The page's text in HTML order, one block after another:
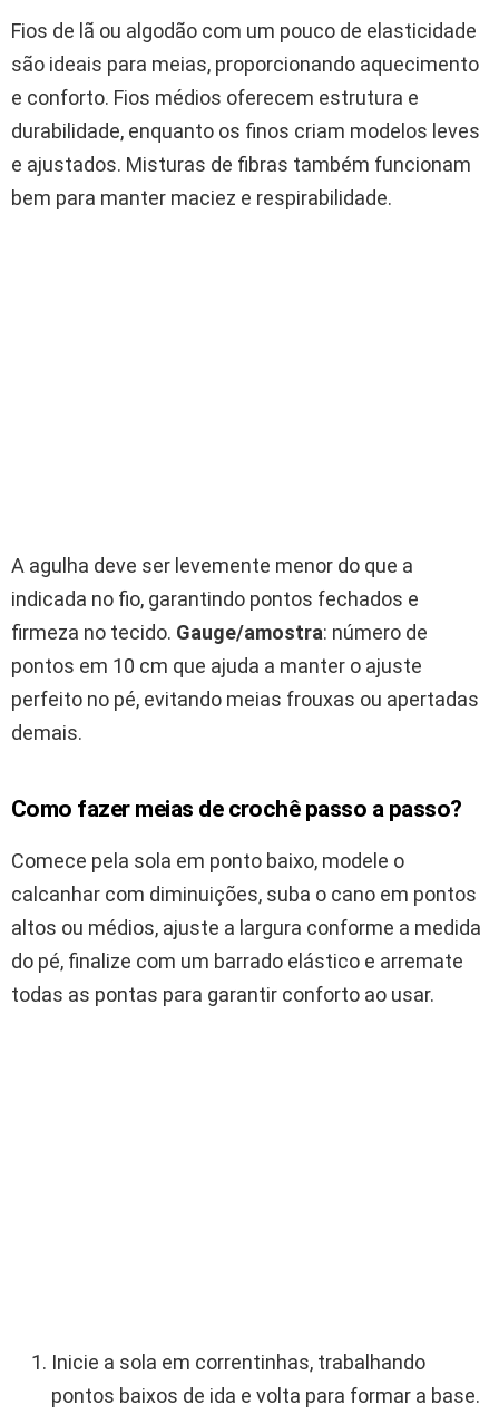
Fios de lã ou algodão com um pouco de elasticidade
são ideais para meias, proporcionando aquecimento
e conforto. Fios médios oferecem estrutura e
durabilidade, enquanto os finos criam modelos leves
e ajustados. Misturas de fibras também funcionam
bem para manter maciez e respirabilidade.
A agulha deve ser levemente menor do que a
indicada no fio, garantindo pontos fechados e
firmeza no tecido. Gauge/amostra: número de
pontos em 10 cm que ajuda a manter o ajuste
perfeito no pé, evitando meias frouxas ou apertadas
demais.
Como fazer meias de crochê passo a passo?
Comece pela sola em ponto baixo, modele o
calcanhar com diminuições, suba o cano em pontos
altos ou médios, ajuste a largura conforme a medida
do pé, finalize com um barrado elástico e arremate
todas as pontas para garantir conforto ao usar.
Inicie a sola em correntinhas, trabalhando
pontos baixos de ida e volta para formar a base.